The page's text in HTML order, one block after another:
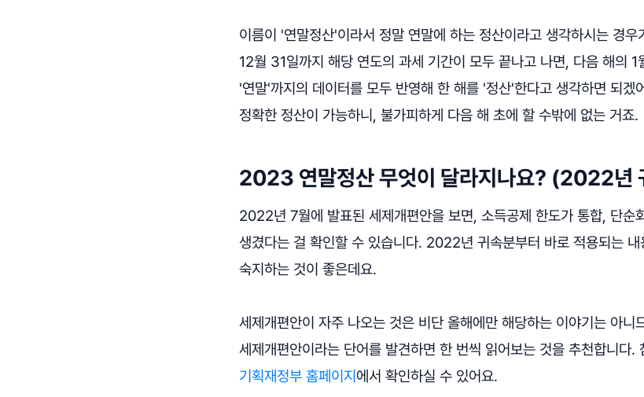
이름이 '연말정산'이라서 정말 연말에 하는 정산이라고 생각하시는 경우
12월 31일까지 해당 연도의 과세 기간이 모두 끝나고 나면, 다음 해의
'연말'까지의 데이터를 모두 반영해 한 해를 '정산'한다고 생각하면 되겠
정확한 정산이 가능하니, 불가피하게 다음 해 초에 할 수밖에 없는 거죠.
2023 연말정산 무엇이 달라지나요? (2022년
2022년 7월에 발표된 세제개편안을 보면, 소득공제 한도가 통합, 단순
생겼다는 걸 확인할 수 있습니다. 2022년 귀속분부터 바로 적용되는
숙지하는 것이 좋은데요.
세제개편안이 자주 나오는 것은 비단 올해에만 해당하는 이야기는 아니
세제개편안이라는 단어를 발견하면 한 번씩 읽어보는 것을 추천합니다.
기획재정부 홈페이지 에서 확인하실 수 있어요.